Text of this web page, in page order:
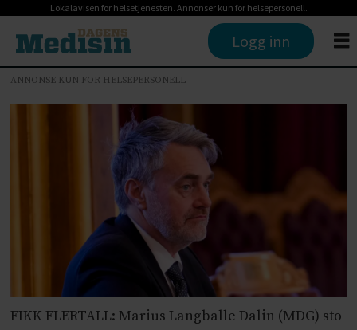
Lokalavisen for helsetjenesten. Annonser kun for helsepersonell.
Logg inn
ANNONSE KUN FOR HELSEPERSONELL
FIKK FLERTALL: Marius Langballe Dalin (MDG) sto